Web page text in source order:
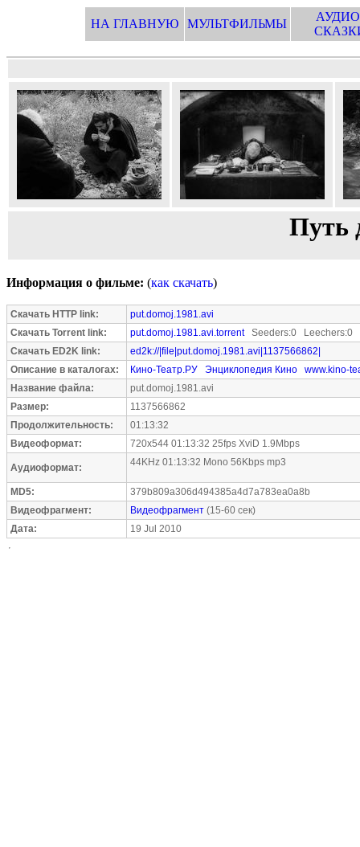
НА ГЛАВНУЮ МУЛЬТФИЛЬМЫ
Путь
Информация о фильме: (как скачать)
Скачать HTTP link:
put.domoj.1981.avi
Скачать Torrent link:
put.domoj.1981.avi.torrentSeeders:0 Leechers:0
Скачать ED2K link:
ed2k://|file|put.domoj.1981.avi|1137566862|
Описание в каталогах:
Кино-Театр.РУ Энциклопедия Кино
www.kino-
Название файла:
put.domoj.1981.avi
Размер:
1137566862
Продолжительность:
01:13:32
Видеоформат:
720x544 01:13:32 25fps XviD 1.9Mbps
Аудиоформат: 44KHz 01:13:32 Mono 56Kbps mp3
MD5:
379b809a306d494385a4d7a783ea0a8b
Видеофрагмент:
Видеофрагмент (15-60 сек)
Дата:
19 Jul 2010